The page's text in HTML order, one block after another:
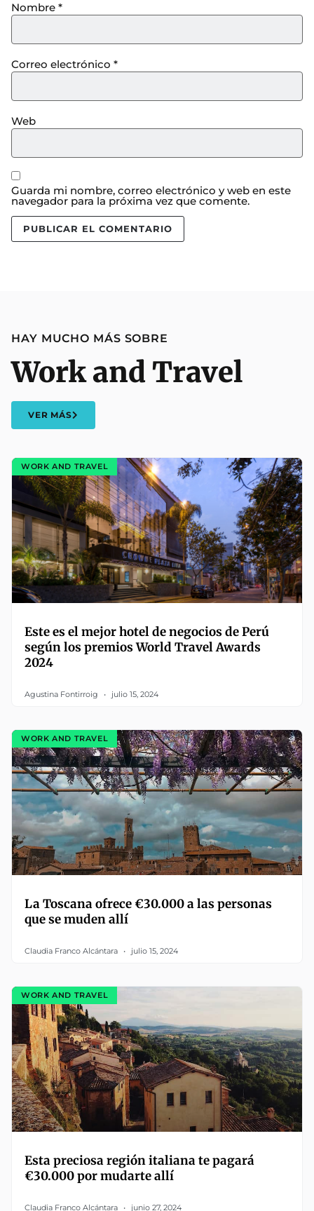
Nombre *
Correo electrónico *
Web
Guarda mi nombre, correo electrónico y web en este
navegador para la próxima vez que comente.
HAY MUCHO MÁS SOBRE
Work and Travel
VER MÁS
WORK AND TRAVEL
Este es el mejor hotel de negocios de Perú
según los premios World Travel Awards
2024
Agustina Fontirroig julio 15, 2024
WORK AND TRAVEL
La Toscana ofrece €30.000 a las personas
que se muden allí
Claudia Franco Alcántara julio 15, 2024
WORK AND TRAVEL
Esta preciosa región italiana te pagará
€30.000 por mudarte allí
Claudia Franco Alcántara junio 27, 2024